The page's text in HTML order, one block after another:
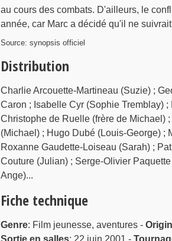
au cours des combats. D'ailleurs, le
année, car Marc a décidé qu'il ne
Source: synopsis officiel
Distribution
Charlie Arcouette-Martineau (Suzie) ;
Caron ; Isabelle Cyr (Sophie Tremblay)
Christophe de Ruelle (frère de Michael)
(Michael) ; Hugo Dubé (Louis-George) ;
Roxanne Gaudette-Loiseau (Sarah) ;
Couture (Julian) ; Serge-Olivier
Ange)...
Fiche technique
Genre: Film jeunesse, aventures -
Sortie en salles: 22 juin 2001 -